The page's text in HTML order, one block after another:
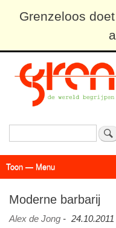
Grenzeloos
Zoeken
Menu
Toon — Menu
Moderne barbarij
Alex de Jong - 24.10.2011